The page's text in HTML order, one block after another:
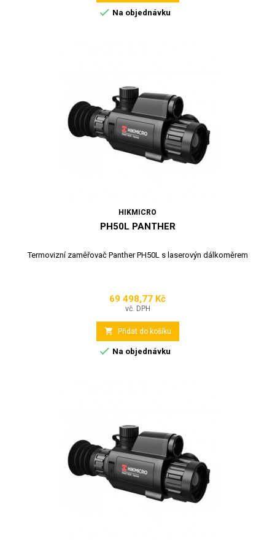
 Na objednávku
HIKMICRO
PH50L PANTHER
Termovizní zaměřovač Panther PH50L s laserovýn dálkoměrem
Cena
69 498,77 Kč
vč. DPH
 Přidat do košíku
 Na objednávku